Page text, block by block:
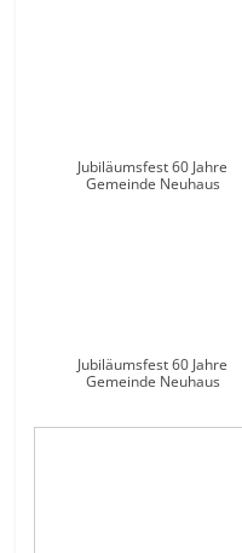
Jubiläumsfest 60 Jahre
Gemeinde Neuhaus
Jubiläumsfest 60 Jahre
Gemeinde Neuhaus